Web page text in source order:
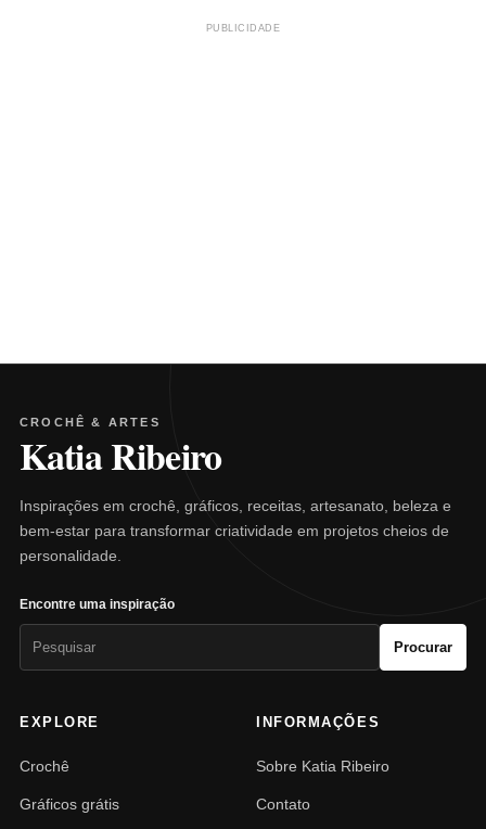
PUBLICIDADE
CROCHÊ & ARTES
Katia Ribeiro
Inspirações em crochê, gráficos, receitas, artesanato, beleza e
bem-estar para transformar criatividade em projetos cheios de
personalidade.
Encontre uma inspiração
Procurar
EXPLORE
Crochê
Gráficos grátis
INFORMAÇÕES
Sobre Katia Ribeiro
Contato